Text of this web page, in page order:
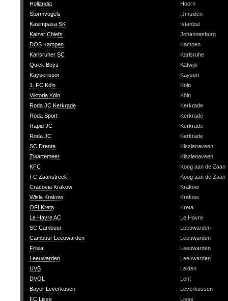
Hollandia
Hoorn
Stormvogels
IJmuiden
Kasimpasa SK
Istanbul
Kaizer Chiefs
Johannesburg
DOS Kampen
Kampen
Karlsruher SC
Karlsruhe
Quick Boys
Katwijk
Kayserispor
Kayseri
1. FC Köln
Köln
Viktoria Köln
Köln
Roda JC Kerkrade
Kerkrade
Roda Sport
Kerkrade
Rapid JC
Kerkrade
Roda JC
Kerkrade
SC Drente
Klazienaveen
Zwartemeer
Klazienaveen
KFC
Koog aan de Zaan
FC Zaanstreek
Koog aan de Zaan
Cracovia Krakow
Krakow
Wisla Krakow
Krakow
OFI Kreta
Kreta
Le Havre AC
Le Havre
SC Cambuur
Leeuwarden
Cambuur Leeuwarden
Leeuwarden
Frisia
Leeuwarden
Leeuwarden
Leeuwarden
UVS
Leiden
DVOL
Lent
Bayer Leverkusen
Leverkussen
FC Lisse
Lisse